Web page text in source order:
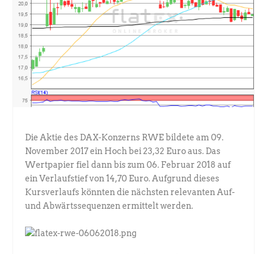
Die Aktie des DAX-Konzerns RWE bildete am 09.
November 2017 ein Hoch bei 23,32 Euro aus. Das
Wertpapier fiel dann bis zum 06. Februar 2018 auf
ein Verlaufstief von 14,70 Euro. Aufgrund dieses
Kursverlaufs könnten die nächsten relevanten Auf-
und Abwärtssequenzen ermittelt werden.